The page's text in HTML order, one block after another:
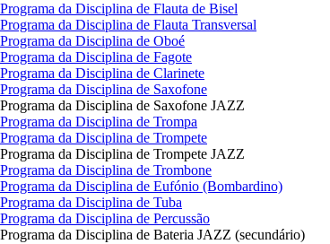
da Disciplina de Flauta de Bisel
da Disciplina de Flauta Transversal
da Disciplina de Oboé
da Disciplina de Fagote
da Disciplina de Clarinete
da Disciplina de Saxofone
da Disciplina de Saxofone JAZZ
da Disciplina de Trompa
da Disciplina de Trompete
da Disciplina de Trompete JAZZ
da Disciplina de Trombone
da Disciplina de Eufónio (Bombardino)
da Disciplina de Tuba
da Disciplina de Percussão
da Disciplina de Bateria JAZZ (secundário)